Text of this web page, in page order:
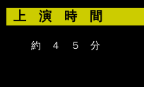
上 演 時 間
約 ４ ５ 分